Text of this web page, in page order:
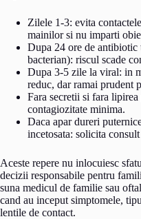
Zilele 1-3: evita
mainilor si nu imparti
Dupa 24 ore de antibiotic
bacterian): riscul scade
Dupa 3-5 zile la viral: in
reduc, dar ramai prudent
Fara secretii si fara
contagiozitate minima.
Daca apar dureri
incetosata: solicita
Aceste repere nu inlocuiesc
decizii responsabile pentru
suna medicul de familie sau
cand au inceput simptomele,
lentile de contact.